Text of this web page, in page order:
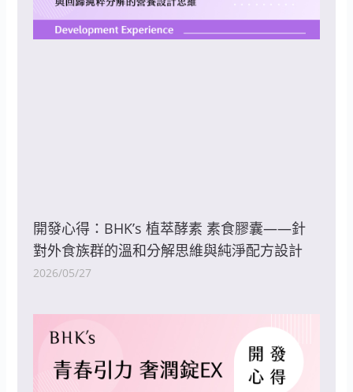
開發心得：BHK’s 植萃酵素 素食膠囊——針
對外食族群的溫和分解思維與純淨配方設計
2026/05/27